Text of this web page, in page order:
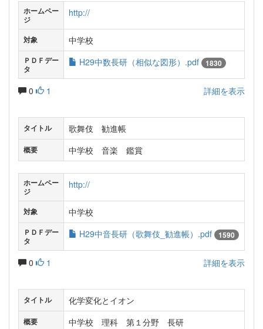
ホームペー
ジ
http://
対象 中学校
ＰＤＦデー
タ
H29中数長研（相似な図形）.pdf 1830
0 1 詳細を表示
タイトル 歌舞伎 勧進帳
概要 中学校 音楽 鑑賞
ホームペー
ジ
http://
対象 中学校
ＰＤＦデー
タ
H29中音長研（歌舞伎_勧進帳）.pdf 1590
0 1 詳細を表示
タイトル 化学変化とイオン
概要 中学校 理科 第１分野 長研